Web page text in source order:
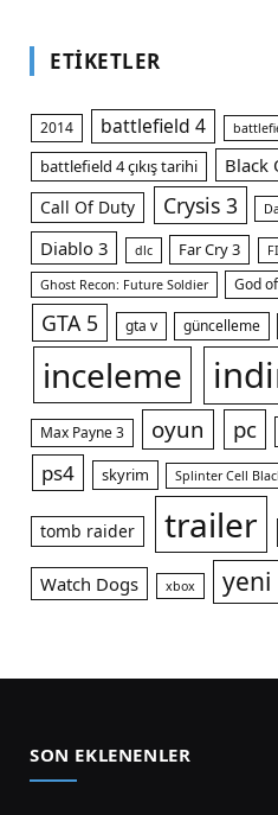
ETIKETLER
2014 battlefield 4
battlefield 4 çıkış tarihi Black
Call Of Duty Crysis 3
Diablo 3 dlc Far Cry 3
Ghost Recon: Future Soldier God
GTA 5 gta v güncelleme
inceleme
Max Payne 3 oyun pc
ps4 skyrim Splinter Cell
tomb raider trailer
Watch Dogs xbox yeni
SON EKLENENLER